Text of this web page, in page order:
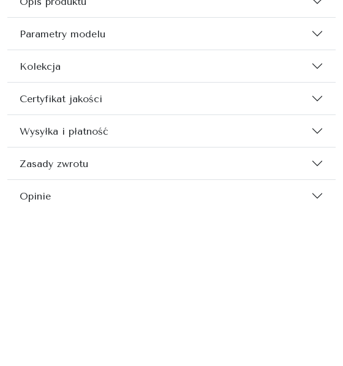
Parametry modelu
Kolekcja
Certyfikat jakości
Wysyłka i płatność
Zasady zwrotu
Opinie